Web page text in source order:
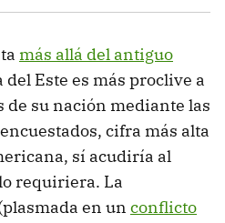
más allá del antiguo
del Este es más proclive a
de su nación mediante las
cifra más alta
sí acudiría al
requiriera. La
en un conflicto